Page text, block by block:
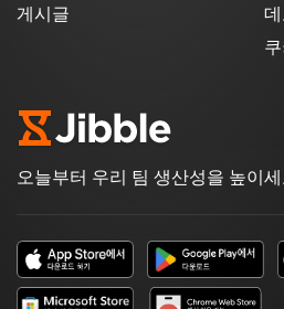
게시글
오늘부터 우리 팀 생산성을 높이